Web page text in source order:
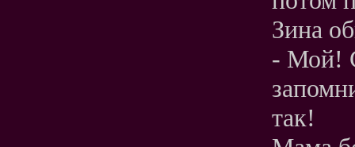
Зина
- Мой!
так!